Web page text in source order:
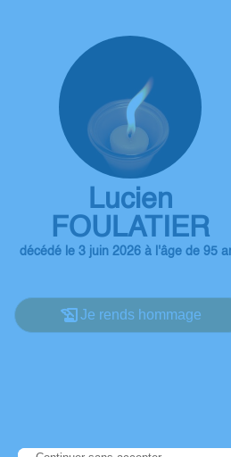
Lucien
FOULATIER
décédé le 3 juin 2026 à l'âge de 95
Je rends hommage